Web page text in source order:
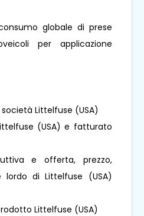
globale di prese
per applicazione
società Littelfuse (USA)
(USA) e fatturato
e offerta, prezzo,
di Littelfuse (USA)
Littelfuse (USA)